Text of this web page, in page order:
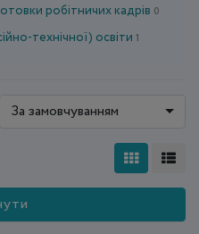
робітничих кадрів 0
технічної) освіти 1
За замовчуванням